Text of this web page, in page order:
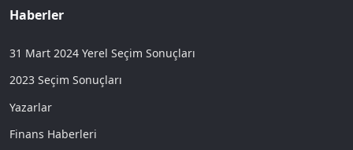
Haberler
31 Mart 2024 Yerel Seçim Sonuçları
2023 Seçim Sonuçları
Yazarlar
Finans Haberleri